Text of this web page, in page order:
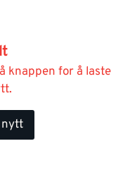
knappen for å laste
nytt